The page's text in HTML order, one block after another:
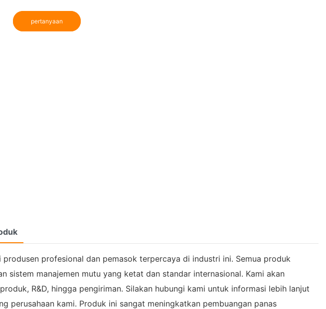
pertanyaan
profesional dan pemasok terpercaya di industri ini. Semua produk
sistem manajemen mutu yang ketat dan standar internasional. Kami akan
R&D, hingga pengiriman. Silakan hubungi kami untuk informasi lebih lanjut
perusahaan kami. Produk ini sangat meningkatkan pembuangan panas